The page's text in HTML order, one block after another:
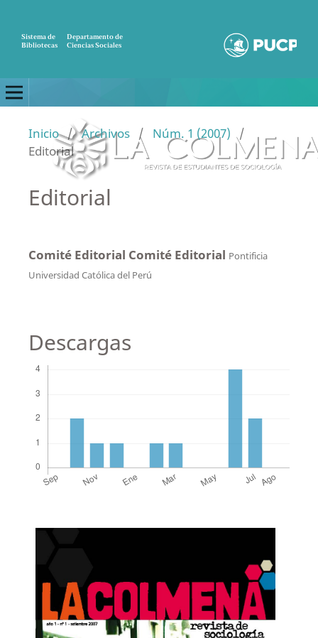
Sistema de
Bibliotecas
Departamento de
Ciencias Sociales
Inicio / Archivos / Núm. 1 (2007)
/
Editorial
Editorial
Comité Editorial Comité Editorial Pontificia
Universidad Católica del Perú
Descargas